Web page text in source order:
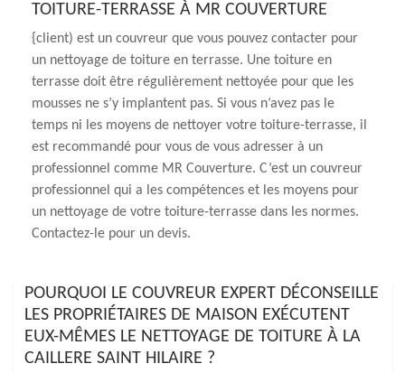
TOITURE-TERRASSE À MR COUVERTURE
{client) est un couvreur que vous pouvez contacter pour
un nettoyage de toiture en terrasse. Une toiture en
terrasse doit être régulièrement nettoyée pour que les
mousses ne s’y implantent pas. Si vous n’avez pas le
temps ni les moyens de nettoyer votre toiture-terrasse, il
est recommandé pour vous de vous adresser à un
professionnel comme MR Couverture. C’est un couvreur
professionnel qui a les compétences et les moyens pour
un nettoyage de votre toiture-terrasse dans les normes.
Contactez-le pour un devis.
POURQUOI LE COUVREUR EXPERT DÉCONSEILLE
LES PROPRIÉTAIRES DE MAISON EXÉCUTENT
EUX-MÊMES LE NETTOYAGE DE TOITURE À LA
CAILLERE SAINT HILAIRE ?